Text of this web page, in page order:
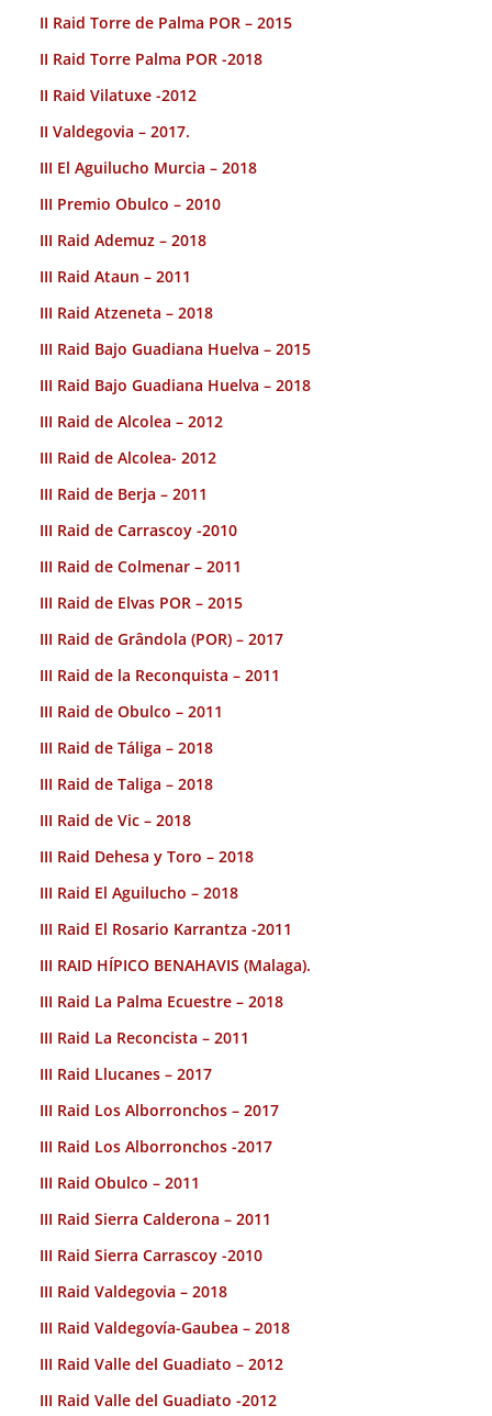
II Raid Torre de Palma POR – 2015
II Raid Torre Palma POR -2018
II Raid Vilatuxe -2012
II Valdegovia – 2017.
III El Aguilucho Murcia – 2018
III Premio Obulco – 2010
III Raid Ademuz – 2018
III Raid Ataun – 2011
III Raid Atzeneta – 2018
III Raid Bajo Guadiana Huelva – 2015
III Raid Bajo Guadiana Huelva – 2018
III Raid de Alcolea – 2012
III Raid de Alcolea- 2012
III Raid de Berja – 2011
III Raid de Carrascoy -2010
III Raid de Colmenar – 2011
III Raid de Elvas POR – 2015
III Raid de Grândola (POR) – 2017
III Raid de la Reconquista – 2011
III Raid de Obulco – 2011
III Raid de Táliga – 2018
III Raid de Taliga – 2018
III Raid de Vic – 2018
III Raid Dehesa y Toro – 2018
III Raid El Aguilucho – 2018
III Raid El Rosario Karrantza -2011
III RAID HÍPICO BENAHAVIS (Malaga).
III Raid La Palma Ecuestre – 2018
III Raid La Reconcista – 2011
III Raid Llucanes – 2017
III Raid Los Alborronchos – 2017
III Raid Los Alborronchos -2017
III Raid Obulco – 2011
III Raid Sierra Calderona – 2011
III Raid Sierra Carrascoy -2010
III Raid Valdegovia – 2018
III Raid Valdegovía-Gaubea – 2018
III Raid Valle del Guadiato – 2012
III Raid Valle del Guadiato -2012